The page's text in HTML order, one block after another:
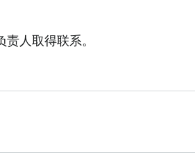
人取得联系。